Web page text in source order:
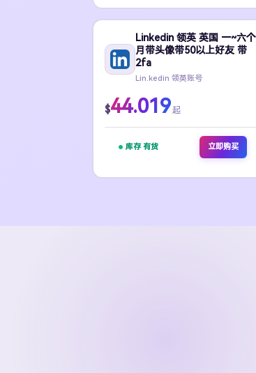
Linkedin 领英 英国 一~六个
月带头像带50以上好友 带
2fa
Lin.kedin 领英账号
$44.019起
库存 有货 立即购买